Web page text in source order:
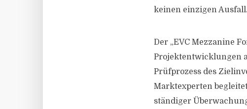
keinen einzigen
Der „EVC Mezzanine
Projektentwicklungen
Prüfprozess des
Marktexperten
ständiger